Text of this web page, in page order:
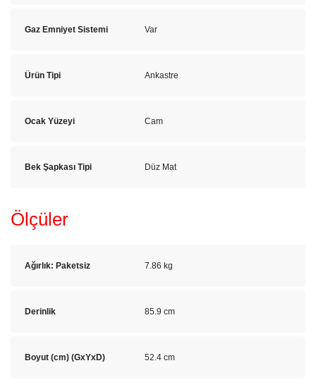
Gaz Emniyet Sistemi Var
Ürün Tipi Ankastre
Ocak Yüzeyi Cam
Bek Şapkası Tipi Düz Mat
Ölçüler
Ağırlık: Paketsiz 7.86 kg
Derinlik 85.9 cm
Boyut (cm) (GxYxD) 52.4 cm